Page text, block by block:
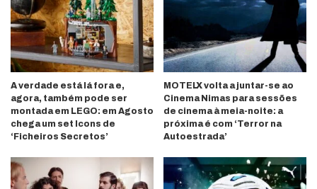
A verdade está lá fora e,
agora, também pode ser
montada em LEGO: em Agosto
chega um set Icons de
‘Ficheiros Secretos’
MOTELX volta a juntar-se ao
Cinema Nimas para sessões
de cinema à meia-noite: a
próxima é com ‘Terror na
Autoestrada’